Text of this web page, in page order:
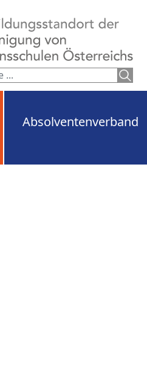
Absolventenverband